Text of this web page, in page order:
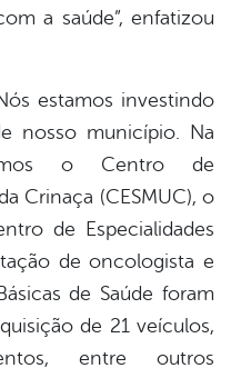
a saúde”, enfatizou
estamos investindo
nosso município. Na
o Centro de
Crinaça (CESMUC), o
de Especialidades
de oncologista e
de Saúde foram
de 21 veículos,
entre outros